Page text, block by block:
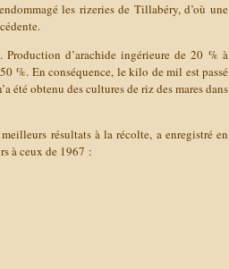
les rizeries de Tillabéry, d’où une
Production d’arachide ingérieure de 20 % à
%. En conséquence, le kilo de mil est passé
été obtenu des cultures de riz des mares dans
résultats à la récolte, a enregistré en
à ceux de 1967 :